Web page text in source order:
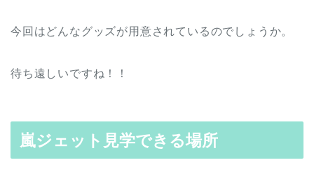
今回はどんなグッズが用意されているのでしょうか。
待ち遠しいですね！！
嵐ジェット見学できる場所